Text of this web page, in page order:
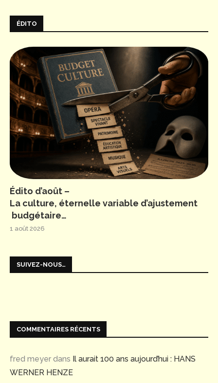
ÉDITO
Édito d’août –
La culture, éternelle variable d’ajustement
budgétaire…
1 août 2026
SUIVEZ-NOUS…
COMMENTAIRES RÉCENTS
fred meyer dans Il aurait 100 ans aujourd’hui : HANS
WERNER HENZE